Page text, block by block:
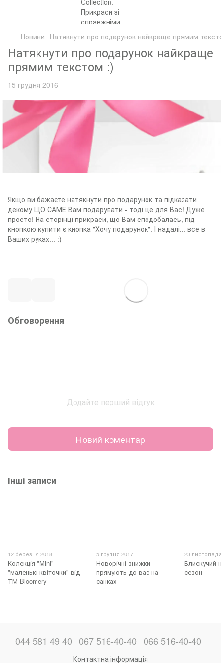
Новини Натякнути про подарунок найкраще прямим
Натякнути про подарунок найкраще
прямим текстом :)
15 грудня 2016
Якщо ви бажаєте натякнути про подарунок та підказати
декому ЩО САМЕ Вам подарувати - тоді це для Вас! Дуже
просто! На сторінці прикраси, що Вам сподобалась, під
кнопкою купити є кнопка "Хочу подарунок". І надалі... все в
Ваших руках... :)
Обговорення
Додайте перший відгук
Новий коментар
Інші записи
12 березня 2018
Колекція "Mini" -
"маленькі квіточки" від
ТМ Bloomery
5 грудня 2017
Новорічні знижки
прямують до вас на
санках
23
Блискучий
сезон
044 581 49 40 067 516-40-40 066 516-40-40
Контактна інформація